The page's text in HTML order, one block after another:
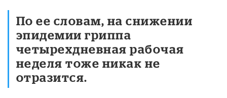
По ее словам, на снижении
эпидемии гриппа
четырехдневная рабочая
неделя тоже никак не
отразится.